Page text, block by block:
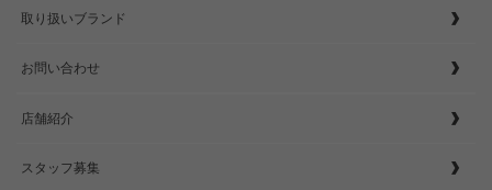
取り扱いブランド
お問い合わせ
店舗紹介
スタッフ募集